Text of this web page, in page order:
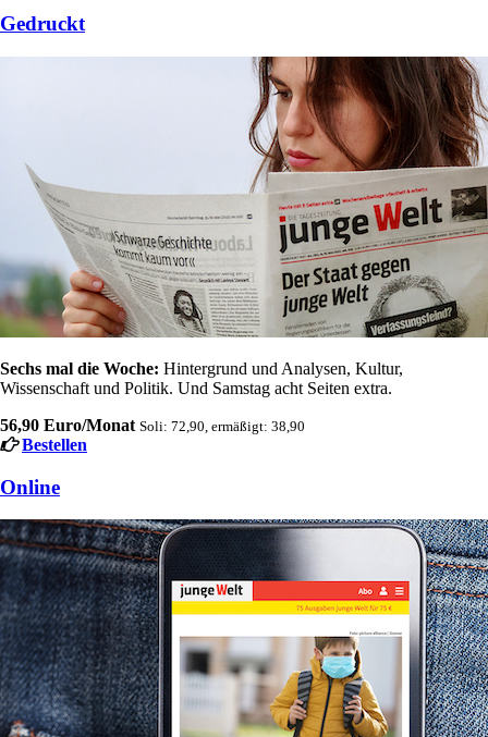
Gedruckt
Sechs mal die Woche: Hintergrund und Analysen, Kultur,
Wissenschaft und Politik. Und Samstag acht Seiten extra.
56,90 Euro/Monat Soli: 72,90, ermäßigt: 38,90
Bestellen
Online